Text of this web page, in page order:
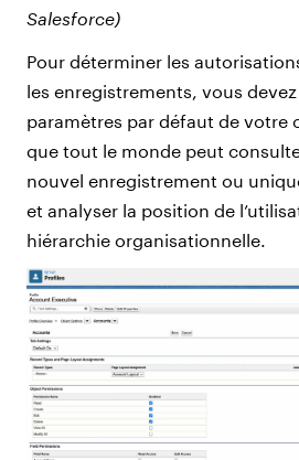
Salesforce)
Pour déterminer les
les enregistrements, vous
paramètres par défaut de votre
que tout le monde peut
nouvel enregistrement ou
et analyser la position de
hiérarchie organisationnelle.